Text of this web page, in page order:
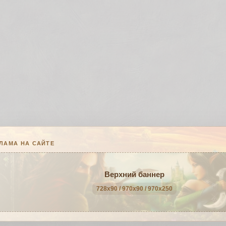
НА САЙТЕ
Верхний баннер
728x90 / 970x90 / 970x250